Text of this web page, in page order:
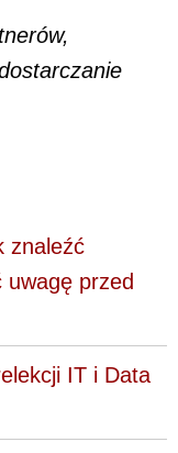
znaleźć
uwagę przed
IT i Data